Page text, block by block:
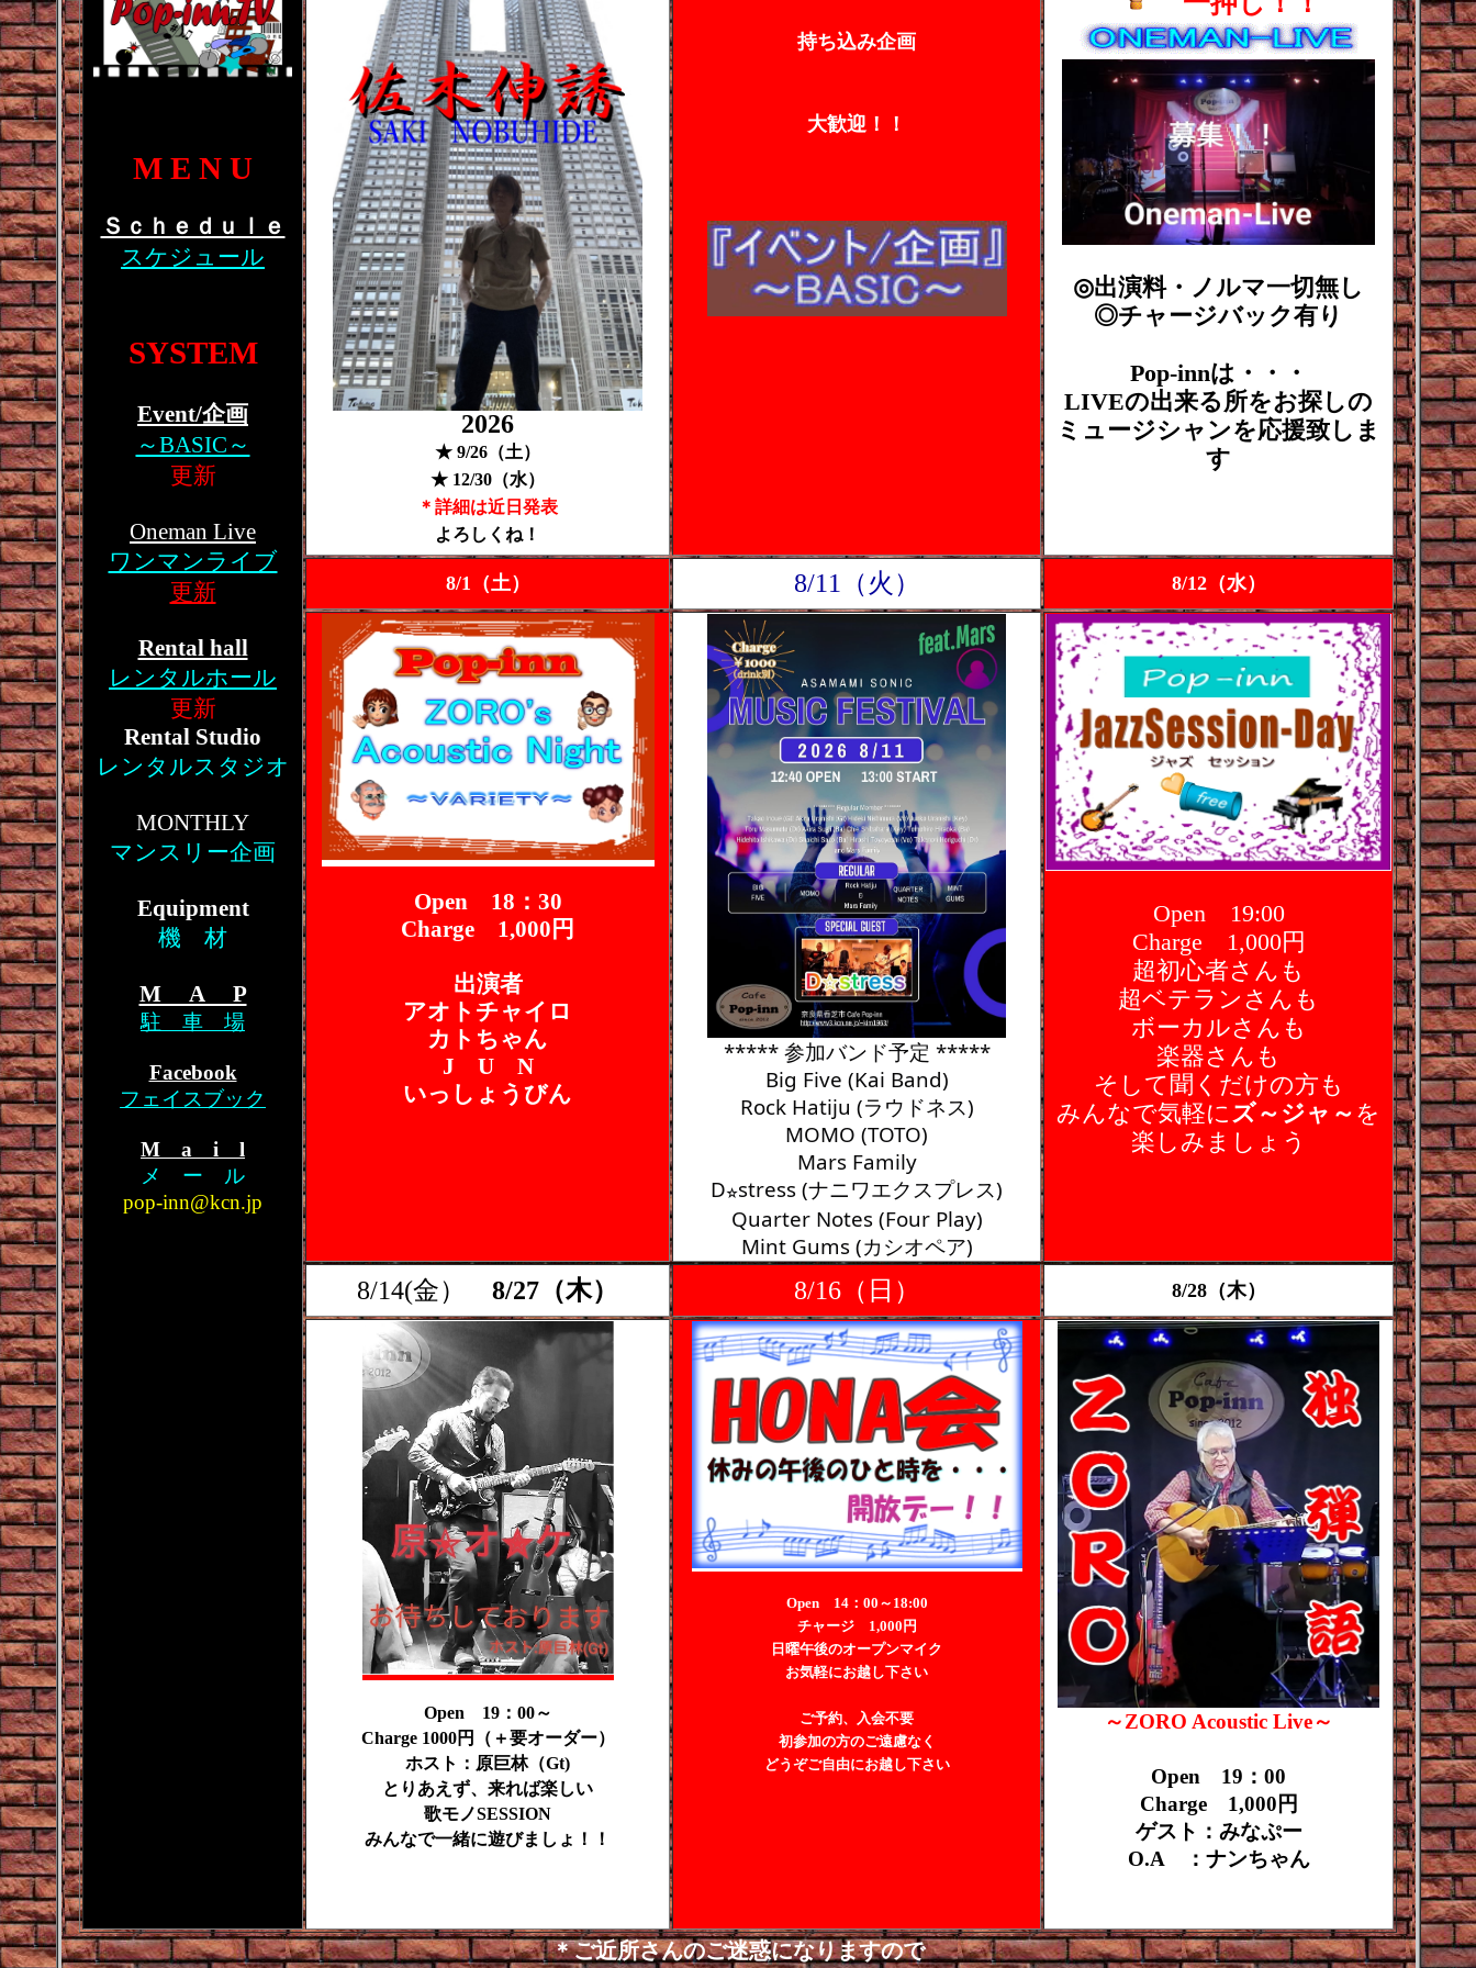
M E N U
Ｓｃｈｅｄｕｌｅ
スケジュール
SYSTEM
Event/企画
～BASIC～
更新
Oneman Live
ワンマンライブ
更新
Rental hall
レンタルホール
更新
Rental Studio
レンタルスタジオ
MONTHLY
マンスリー企画
Equipment
機 材
M A P
駐 車 場
Facebook
フェイスブック
M a i l
メ ー ル
pop-inn@kcn.jp
2026
★ 9/26（土）
★ 12/30（水）
＊詳細は近日発表
よろしくね！
持ち込み企画
大歓迎！！
◎出演料・ノルマ一切無し
◎チャージバック有り
Pop-innは・・・
LIVEの出来る所をお探しの
ミュージシャンを応援致しま
す
8/1（土） 8/11（火） 8/12（水）
Open 18：30
Charge 1,000円
出演者
アオトチャイロ
カトちゃん
J U N
いっしょうびん
***** 参加バンド予定 *****
Big Five (Kai Band)
Rock Hatiju (ラウドネス)
MOMO (TOTO)
Mars Family
D⭐︎stress (ナニワエクスプレス)
Quarter Notes (Four Play)
Mint Gums (カシオペア)
Open 19:00
Charge 1,000円
超初心者さんも
超ベテランさんも
ボーカルさんも
楽器さんも
そして聞くだけの方も
みんなで気軽にズ～ジャ～ を
楽しみましょう
8/14(金） 8/27（木） 8/16（日） 8/28（木）
Open 19：00～
Charge 1000円（＋要オーダー）
ホスト：原巨林（Gt)
とりあえず、来れば楽しい
歌モノSESSION
みんなで一緒に遊びましょ！！
Open 14：00～18:00
チャージ 1,000円
日曜午後のオープンマイク
お気軽にお越し下さい
ご予約、入会不要
初参加の方のご遠慮なく
どうぞご自由にお越し下さい
～ZORO Acoustic Live～
Open 19：00
Charge 1,000円
ゲスト：みなぷー
O.A ：ナンちゃん
＊ご近所さんのご迷惑になりますので